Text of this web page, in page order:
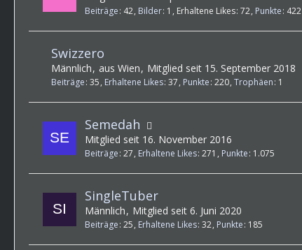
Beiträge 42 Bilder 1 Erhaltene Likes 72 Punkte 422
Swizzero
Männlich aus Wien Mitglied seit 15. September 2018
Beiträge 35 Erhaltene Likes 37 Punkte 220 Trophäen 1
Semedah
Mitglied seit 16. November 2016
Beiträge 27 Erhaltene Likes 271 Punkte 1.075
SingleTuber
Männlich Mitglied seit 6. Juni 2020
Beiträge 25 Erhaltene Likes 32 Punkte 185